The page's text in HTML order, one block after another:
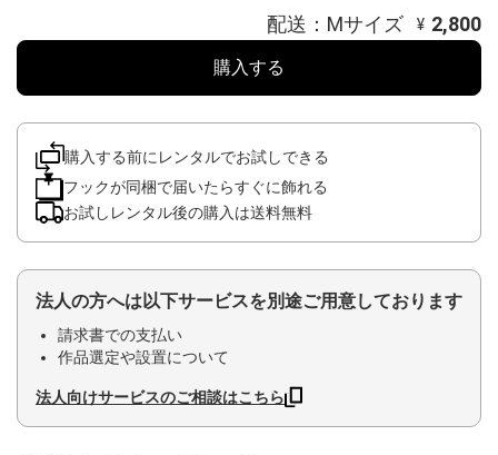
配送：Mサイズ ¥ 2,800
購入する
購入する前にレンタルでお試しできる
フックが同梱で届いたらすぐに飾れる
お試しレンタル後の購入は送料無料
法人の方へは以下サービスを別途ご用意しております
請求書での支払い
作品選定や設置について
法人向けサービスのご相談はこちら